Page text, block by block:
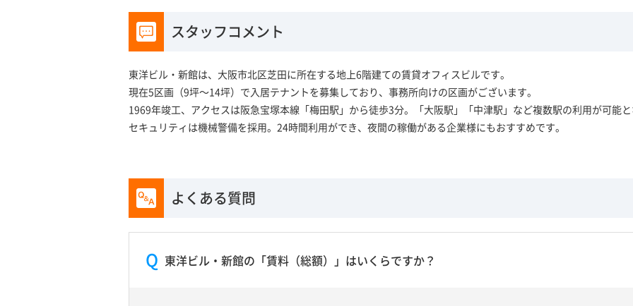
スタッフコメント
東洋ビル・新館は、大阪市北区芝田に所在する地上6階建ての賃貸オフィスビルです。
現在5区画（9坪～14坪）で入居テナントを募集しており、事務所向けの区画がございます。
1969年竣工、アクセスは阪急宝塚本線「梅田駅」から徒歩3分。「大阪駅」「中津駅」など複数駅の利用が可能
セキュリティは機械警備を採用。24時間利用ができ、夜間の稼働がある企業様にもおすすめです。
よくある質問
東洋ビル・新館の「賃料（総額）」はいくらですか？